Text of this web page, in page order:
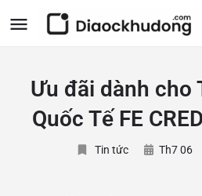
Ưu đãi dành cho
Quốc Tế FE
Tin tức Th7 06